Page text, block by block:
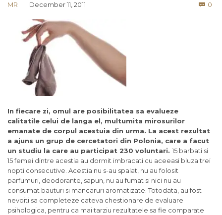
MR December 11, 2011  0
In fiecare zi, omul are posibilitatea sa evalueze
calitatile celui de langa el, multumita mirosurilor
emanate de corpul acestuia din urma. La acest rezultat
a ajuns un grup de cercetatori din Polonia, care a facut
un studiu la care au participat 230 voluntari. 15 barbati si
15 femei dintre acestia au dormit imbracati cu aceeasi bluza trei
nopti consecutive. Acestia nu s-au spalat, nu au folosit
parfumuri, deodorante, sapun, nu au fumat si nici nu au
consumat bauturi si mancaruri aromatizate. Totodata, au fost
nevoiti sa completeze cateva chestionare de evaluare
psihologica, pentru ca mai tarziu rezultatele sa fie comparate